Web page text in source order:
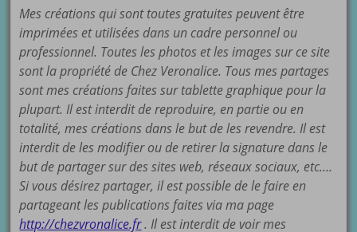
Mes créations qui sont toutes gratuites peuvent être
imprimées et utilisées dans un cadre personnel ou
professionnel. Toutes les photos et les images sur ce site
sont la propriété de Chez Veronalice. Tous mes partages
sont mes créations faites sur tablette graphique pour la
plupart. Il est interdit de reproduire, en partie ou en
totalité, mes créations dans le but de les revendre. Il est
interdit de les modifier ou de retirer la signature dans le
but de partager sur des sites web, réseaux sociaux, etc….
Si vous désirez partager, il est possible de le faire en
partageant les publications faites via ma page
http://chezvronalice.fr. Il est interdit de voir mes